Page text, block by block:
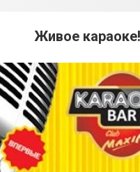
Живое караоке!